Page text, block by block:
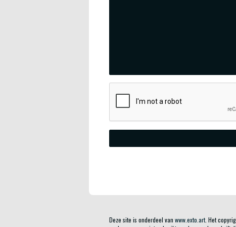
Deze site is onderdeel van www.exto.art. Het